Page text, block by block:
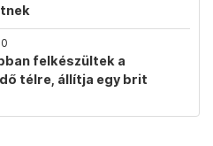
felkészültek a
télre, állítja egy brit